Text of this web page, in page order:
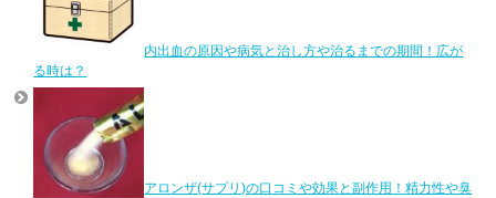
内出血の原因や病気と治し方や治るまでの期間！広が
る時は？
アロンザ(サプリ)の口コミや効果と副作用！精力性や臭